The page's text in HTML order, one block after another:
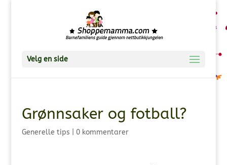
Velg en side
Grønnsaker og fotball?
Generelle tips 0 kommentarer